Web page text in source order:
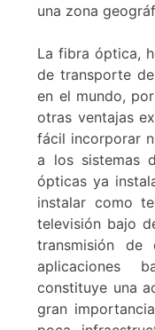
una zona
La fibra óptica,
de transporte
en el mundo,
otras ventajas
fácil incorporar
a los sistemas
ópticas ya
instalar como
televisión bajo
transmisión
aplicaciones
constituye una
gran